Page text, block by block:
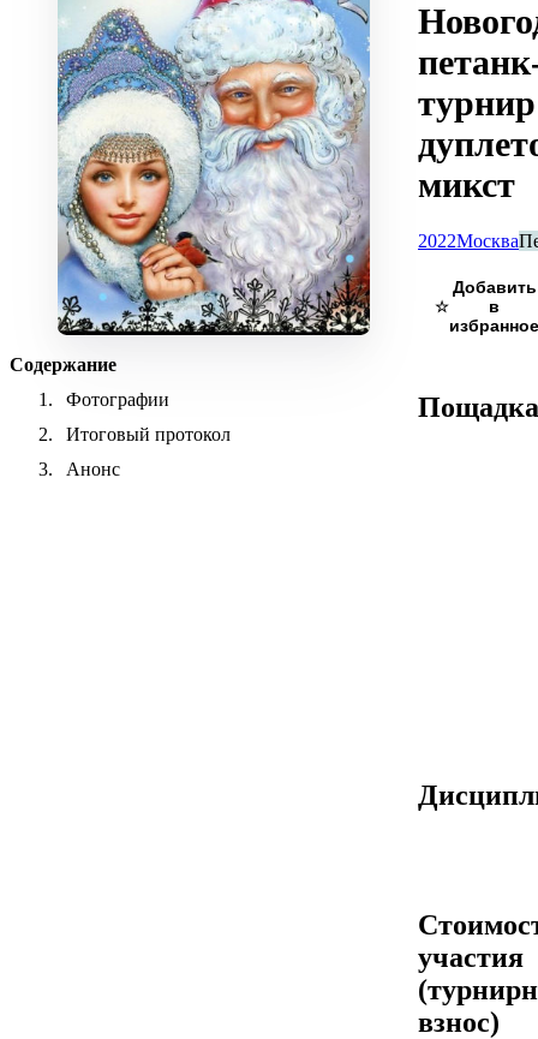
Содержание
Фотографии
Итоговый протокол
Анонс
турнир
микст
2022Москва
☆
Пощадка
участия
взнос)